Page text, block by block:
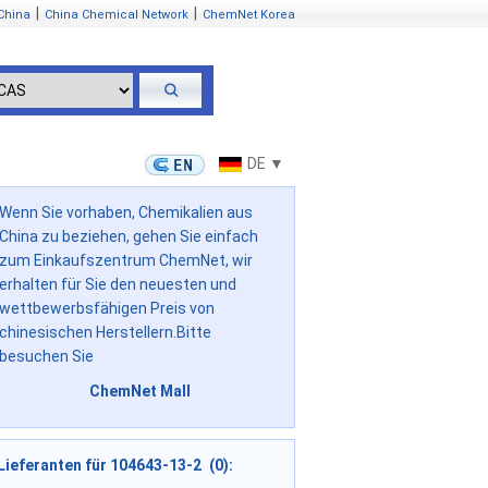
China Chemical Network ChemNet Korea
DE ▼
Wenn Sie vorhaben, Chemikalien aus
China zu beziehen, gehen Sie einfach
zum Einkaufszentrum ChemNet, wir
erhalten für Sie den neuesten und
wettbewerbsfähigen Preis von
chinesischen Herstellern.Bitte
besuchen Sie
ChemNet Mall
für 104643-13-2 (0):